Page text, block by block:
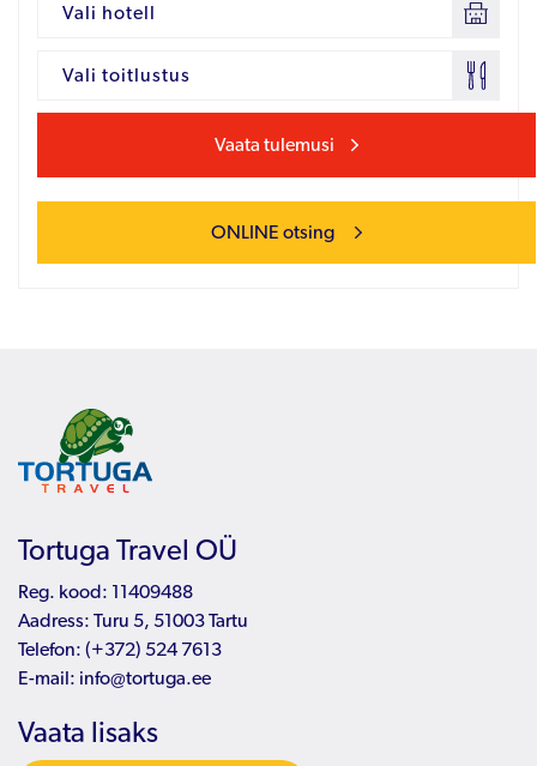
Vali hotell
Vali toitlustus
Vaata tulemusi
ONLINE otsing
Tortuga Travel OÜ
Reg. kood: 11409488
Aadress: Turu 5, 51003 Tartu
Telefon: (+372) 524 7613
E-mail: info@tortuga.ee
Vaata lisaks